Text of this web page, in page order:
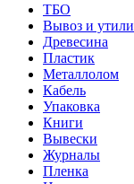
ТБО
Вывоз и
Древесина
Пластик
Металлолом
Кабель
Упаковка
Книги
Вывески
Журналы
Пленка